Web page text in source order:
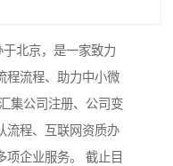
北京，是一家致力
程流程、助力中小微
集公司注册、公司变
流程、互联网资质办
项企业服务。 截止目